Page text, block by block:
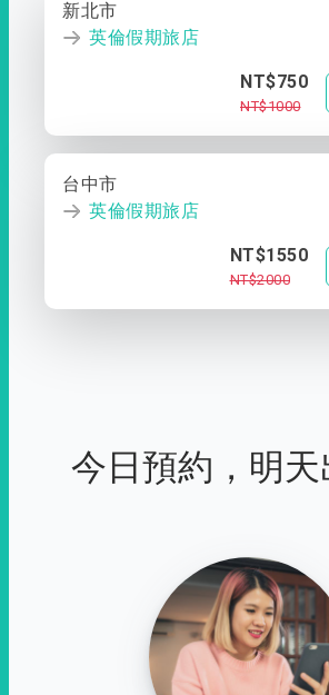
新北市
英倫假期旅店
NT$750
NT$1000
台中市
英倫假期旅店
NT$1550
NT$2000
今日預約，明天